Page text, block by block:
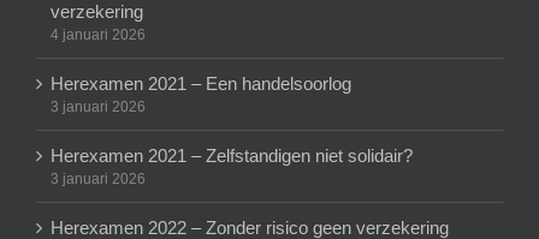
verzekering
4 januari 2026
Herexamen 2021 – Een handelsoorlog
3 januari 2026
Herexamen 2021 – Zelfstandigen niet solidair?
3 januari 2026
Herexamen 2022 – Zonder risico geen verzekering